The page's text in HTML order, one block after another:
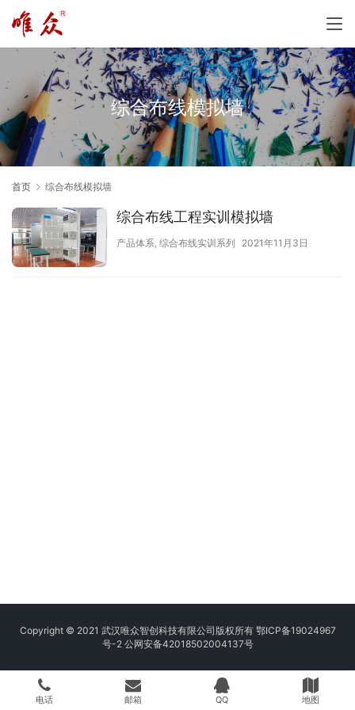
综合布线模拟墙
首页 综合布线模拟墙
综合布线工程实训模拟墙
产品体系, 综合布线实训系列 2021年11月3日
Copyright © 2021 武汉唯众智创科技有限公司版权所有 鄂ICP备19024967
号-2 公网安备42018502004137号
电话 邮箱 QQ 地图